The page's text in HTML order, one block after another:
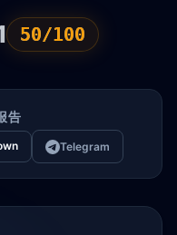
50/100
告
Telegram